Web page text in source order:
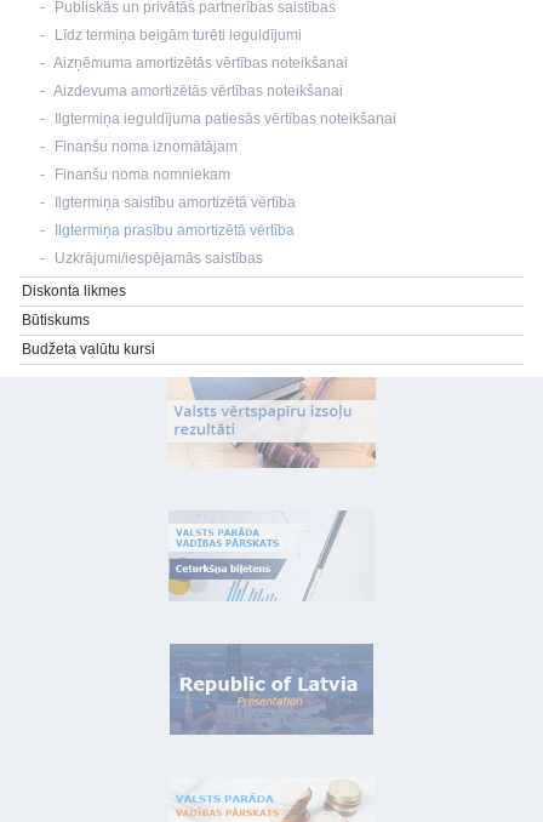
Publiskās un privātās partnerības saistības
Līdz termiņa beigām turēti ieguldījumi
Aizņēmuma amortizētās vērtības noteikšanai
Aizdevuma amortizētās vērtības noteikšanai
Ilgtermiņa ieguldījuma patiesās vērtības noteikšanai
Finanšu noma iznomātājam
Finanšu noma nomniekam
Ilgtermiņa saistību amortizētā vērtība
Ilgtermiņa prasību amortizētā vērtība
Uzkrājumi/iespējamās saistības
Diskonta likmes
Būtiskums
Budžeta valūtu kursi